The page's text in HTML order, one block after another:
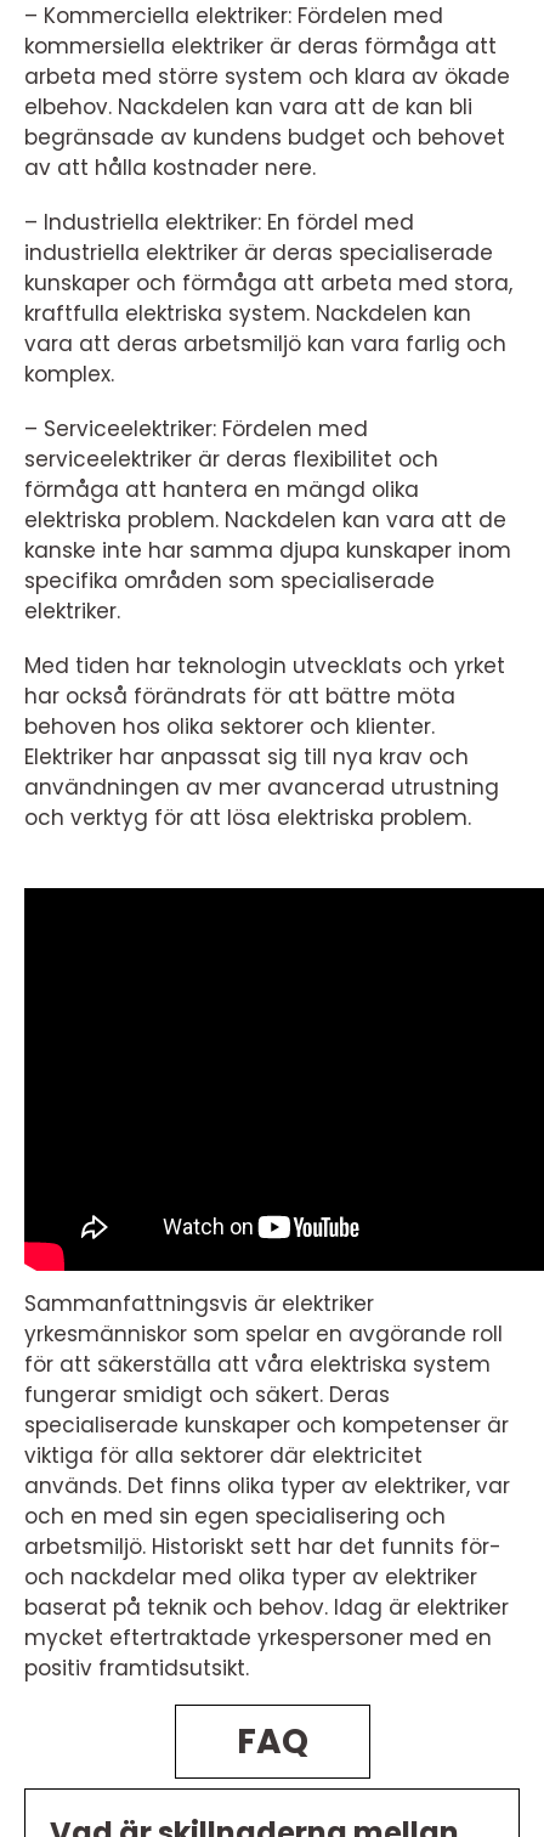
– Kommerciella elektriker: Fördelen med
kommersiella elektriker är deras förmåga att
arbeta med större system och klara av ökade
elbehov. Nackdelen kan vara att de kan bli
begränsade av kundens budget och behovet
av att hålla kostnader nere.
– Industriella elektriker: En fördel med
industriella elektriker är deras specialiserade
kunskaper och förmåga att arbeta med stora,
kraftfulla elektriska system. Nackdelen kan
vara att deras arbetsmiljö kan vara farlig och
komplex.
– Serviceelektriker: Fördelen med
serviceelektriker är deras flexibilitet och
förmåga att hantera en mängd olika
elektriska problem. Nackdelen kan vara att de
kanske inte har samma djupa kunskaper inom
specifika områden som specialiserade
elektriker.
Med tiden har teknologin utvecklats och yrket
har också förändrats för att bättre möta
behoven hos olika sektorer och klienter.
Elektriker har anpassat sig till nya krav och
användningen av mer avancerad utrustning
och verktyg för att lösa elektriska problem.
Sammanfattningsvis är elektriker
yrkesmänniskor som spelar en avgörande roll
för att säkerställa att våra elektriska system
fungerar smidigt och säkert. Deras
specialiserade kunskaper och kompetenser är
viktiga för alla sektorer där elektricitet
används. Det finns olika typer av elektriker, var
och en med sin egen specialisering och
arbetsmiljö. Historiskt sett har det funnits för-
och nackdelar med olika typer av elektriker
baserat på teknik och behov. Idag är elektriker
mycket eftertraktade yrkespersoner med en
positiv framtidsutsikt.
FAQ